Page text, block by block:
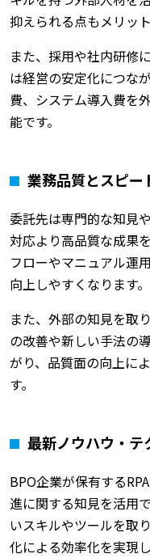
抑えられる点もメリット
また、採用や社内研修
は経営の安定化につな
費、システム導入費を
能です。
業務品質とスピー
委託先は専門的な知見
対応より高品質な成果
フローやマニュアル運
向上しやすくなります。
また、外部の知見を取
の改善や新しい手法の
がり、品質面の向上に
す。
最新ノウハウ・テ
BPO企業が保有する
進に関する知見を活用
いスキルやツールを取
化による効率化を実現